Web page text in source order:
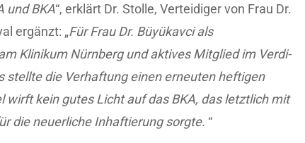
und BKA“, erklärt Dr. Stolle, Verteidiger von Frau Dr.
ergänzt: „Für Frau Dr. Büyükavci als
Klinikum Nürnberg und aktives Mitglied im Verdi-
stellte die Verhaftung einen erneuten heftigen
wirft kein gutes Licht auf das BKA, das letztlich mit
die neuerliche Inhaftierung sorgte. “